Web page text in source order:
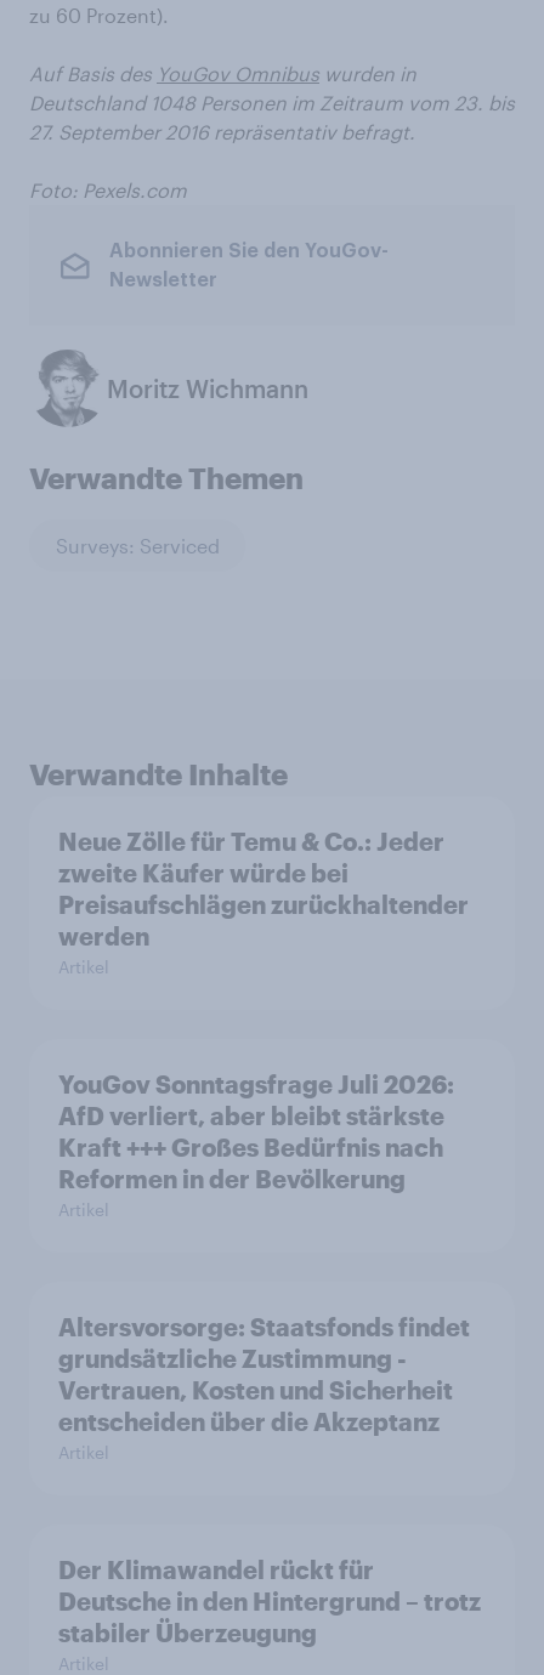
zu 60 Prozent).
Auf Basis des YouGov Omnibus wurden in
Deutschland 1048 Personen im Zeitraum vom 23. bis
27. September 2016 repräsentativ befragt.
Foto: Pexels.com
Abonnieren Sie den YouGov-
Newsletter
Moritz Wichmann
Verwandte Themen
Surveys: Serviced
Verwandte Inhalte
Neue Zölle für Temu & Co.: Jeder
zweite Käufer würde bei
Preisaufschlägen zurückhaltender
werden
Artikel
YouGov Sonntagsfrage Juli 2026:
AfD verliert, aber bleibt stärkste
Kraft +++ Großes Bedürfnis nach
Reformen in der Bevölkerung
Artikel
Altersvorsorge: Staatsfonds findet
grundsätzliche Zustimmung -
Vertrauen, Kosten und Sicherheit
entscheiden über die Akzeptanz
Artikel
Der Klimawandel rückt für
Deutsche in den Hintergrund – trotz
stabiler Überzeugung
Artikel